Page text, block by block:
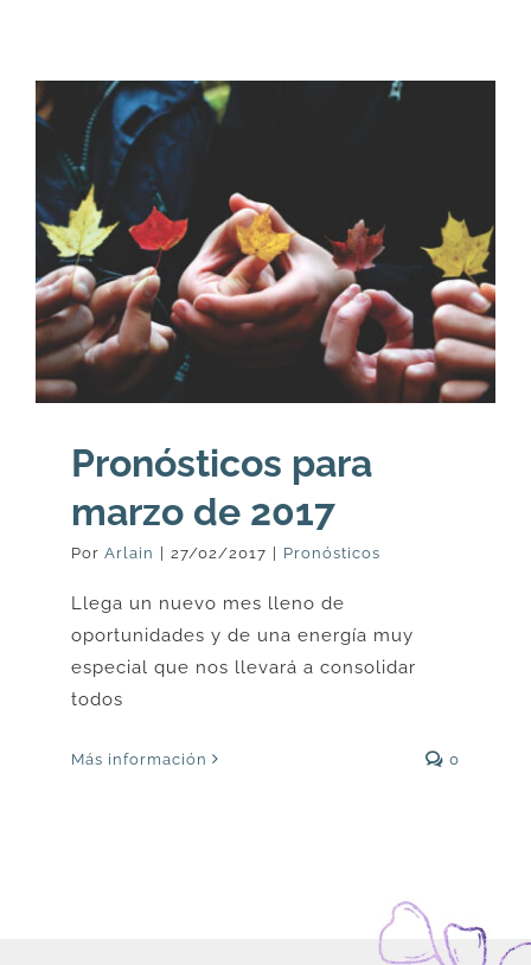
Pronósticos para
marzo de 2017
Por Arlain | 27/02/2017 | Pronósticos
Llega un nuevo mes lleno de
oportunidades y de una energía muy
especial que nos llevará a consolidar
todos
Más información 0